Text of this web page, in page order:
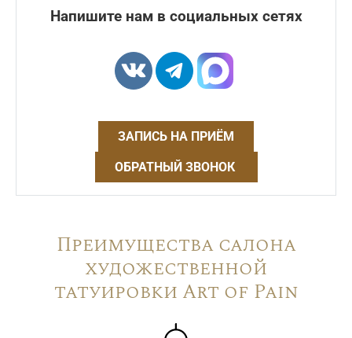
Напишите нам в социальных сетях
ЗАПИСЬ НА ПРИЁМ
ОБРАТНЫЙ ЗВОНОК
Преимущества салона
художественной
татуировки Art of Pain